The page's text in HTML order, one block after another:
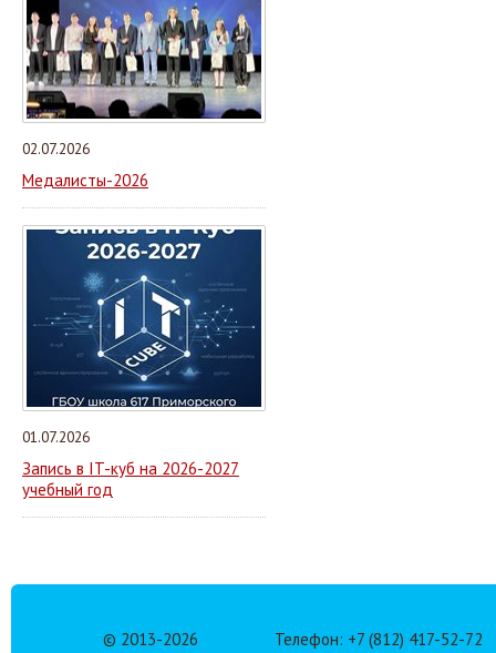
02.07.2026
Медалисты-2026
01.07.2026
Запись в IT-куб на 2026-2027
учебный год
© 2013-2026 Телефон: +7 (812) 417-52-72